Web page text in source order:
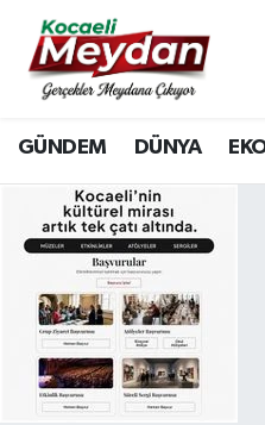
GÜNDEM DÜNYA
Nöbetçi Eczaneler
Hava Durumu
Trafik Durumu
Süper Lig Puan
Tüm Manşetler
Son Dakika Haberleri